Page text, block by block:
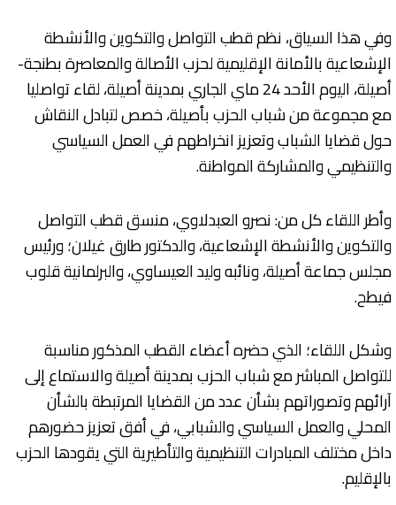
وفي هذا السياق، نظم قطب التواصل والتكوين والأنشطة
الإشعاعية بالأمانة الإقليمية لحزب الأصالة والمعاصرة بطنجة-
أصيلة، اليوم الأحد 24 ماي الجاري بمدينة أصيلة، لقاء تواصليا
مع مجموعة من شباب الحزب بأصيلة، خصص لتبادل النقاش
حول قضايا الشباب وتعزيز انخراطهم في العمل السياسي
والتنظيمي والمشاركة المواطنة.
وأطر اللقاء كل من: نصرو العبدلاوي، منسق قطب التواصل
والتكوين والأنشطة الإشعاعية، والدكتور طارق غيلان؛ ورئيس
مجلس جماعة أصيلة، ونائبه وليد العيساوي، والبرلمانية قلوب
فيطح.
وشكل اللقاء؛ الذي حضره أعضاء القطب المذكور مناسبة
للتواصل المباشر مع شباب الحزب بمدينة أصيلة والاستماع إلى
آرائهم وتصوراتهم بشأن عدد من القضايا المرتبطة بالشأن
المحلي والعمل السياسي والشبابي، في أفق تعزيز حضورهم
داخل مختلف المبادرات التنظيمية والتأطيرية التي يقودها الحزب
بالإقليم.